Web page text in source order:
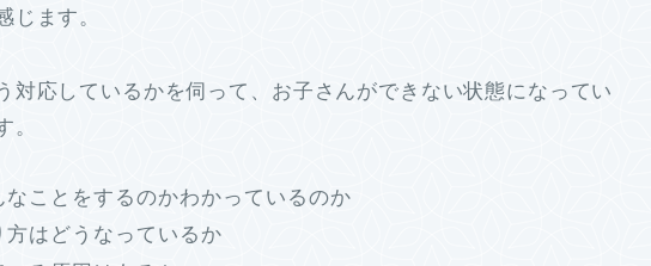
じます。
対応しているかを伺って、お子さんができない状態になってい
。
ことをするのかわかっているのか
はどうなっているか